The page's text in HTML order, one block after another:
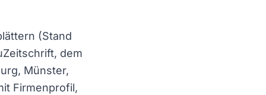
(Stand
dem
Münster,
Firmenprofil,